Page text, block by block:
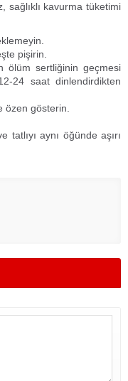
sağlıklı kavurma tüketimi
pişirin.
ölüm sertliğinin geçmesi
24 saat dinlendirdikten
özen gösterin.
tatlıyı aynı öğünde aşırı